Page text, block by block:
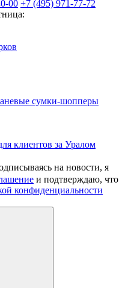
00 +7 (495) 971-77-72
сумки-шопперы
клиентов за Уралом
на новости, я
и подтверждаю, что
конфиденциальности